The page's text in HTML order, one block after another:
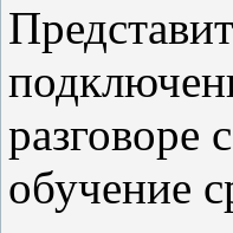
разговоре
обучение